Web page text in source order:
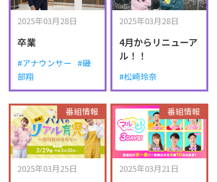
2025年03月28日
卒業
#アナウンサー
#磯
部翔
2025年03月28日
4月からリニューア
ル！！
#松崎玲奈
2025年03月25日
番組情報
2025年03月21日
番組情報